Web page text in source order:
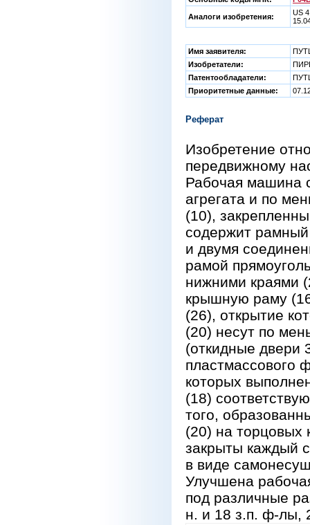
Аналоги изобретения:
US
Имя заявителя:
Изобретатели:
Патентообладатели:
Приоритетные данные:
Реферат
Изобретение
передвижному
Рабочая машина
агрегата и по
(10),
содержит
и двумя
рамой
нижними краями
крышную раму
(26), открытие
(20) несут по
(откидные двери
пластмассового
которых
(18)
того,
(20) на торцовых
закрыты каждый
в виде
Улучшена
под различные
н. и 18 з.п. ф-лы,